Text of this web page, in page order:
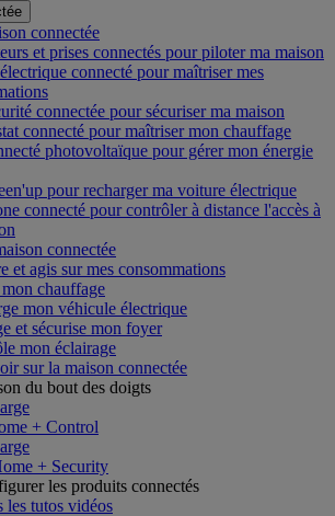
connectée
et prises connectés pour piloter ma maison
connecté pour maîtriser mes
connectée pour sécuriser ma maison
connecté pour maîtriser mon chauffage
photovoltaïque pour gérer mon énergie
pour recharger ma voiture électrique
connecté pour contrôler à distance l'accès à
connectée
et agis sur mes consommations
chauffage
mon véhicule électrique
et sécurise mon foyer
mon éclairage
sur la maison connectée
du bout des doigts
+ Control
+ Security
les produits connectés
les tutos vidéos